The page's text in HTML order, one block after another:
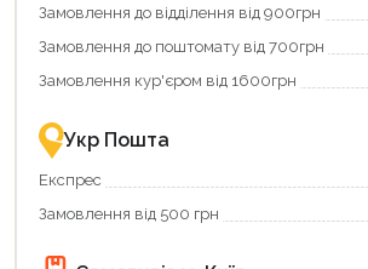
переваги!
картою
єКнига
–
зручно
та
вигідно!
повернення
Економте
більше
разом
державною
підтримкою!
Замовлення до відділення від 900грн
Замовлення до поштомату від 700грн
Замовлення кур'єром від 1600грн
Укр Пошта
Експрес
Замовлення від 500 грн